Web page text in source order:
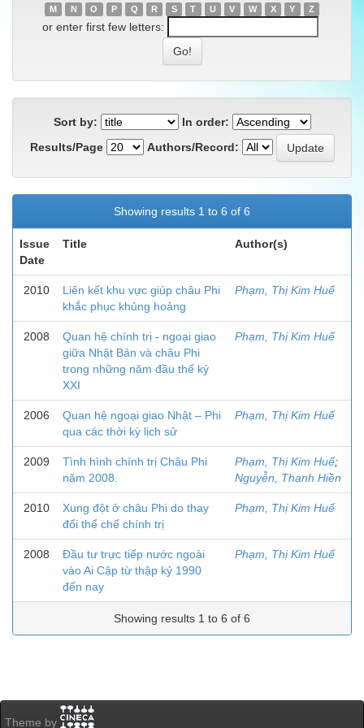
M
N O P Q R S T U V W X Y Z
or enter first few letters:
Sort by:
In order:
Results/Page
Authors/Record:
Showing results 1 to 6 of 6
Issue
Date
Title Author(s)
2010
Liên kết khu vực giúp châu Phi
khắc phục khủng hoảng
Phạm, Thị Kim Huế
2008
Quan hệ chính trị - ngoại giao
giữa Nhật Bản và châu Phi
trong những năm đầu thế kỷ
XXI
Phạm, Thị Kim Huế
2006
Quan hệ ngoại giao Nhật – Phi
qua các thời kỳ lịch sử
Phạm, Thị Kim Huế
2009
Tình hình chính trị Châu Phi
năm 2008.
Phạm, Thị Kim Huế;
Nguyễn, Thanh Hiền
2010
Xung đột ở châu Phi do thay
đổi thể chế chính trị
Phạm, Thị Kim Huế
2008
Đầu tư trực tiếp nước ngoài
vào Ai Cập từ thập kỷ 1990
đến nay
Phạm, Thị Kim Huế
Showing results 1 to 6 of 6
Theme by